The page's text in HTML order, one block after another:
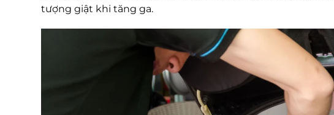
tượng giật khi tăng ga.